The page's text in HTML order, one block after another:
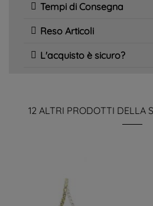
Tempi di Consegna
Reso Articoli
L'acquisto è sicuro?
12 ALTRI PRODOTTI DELLA